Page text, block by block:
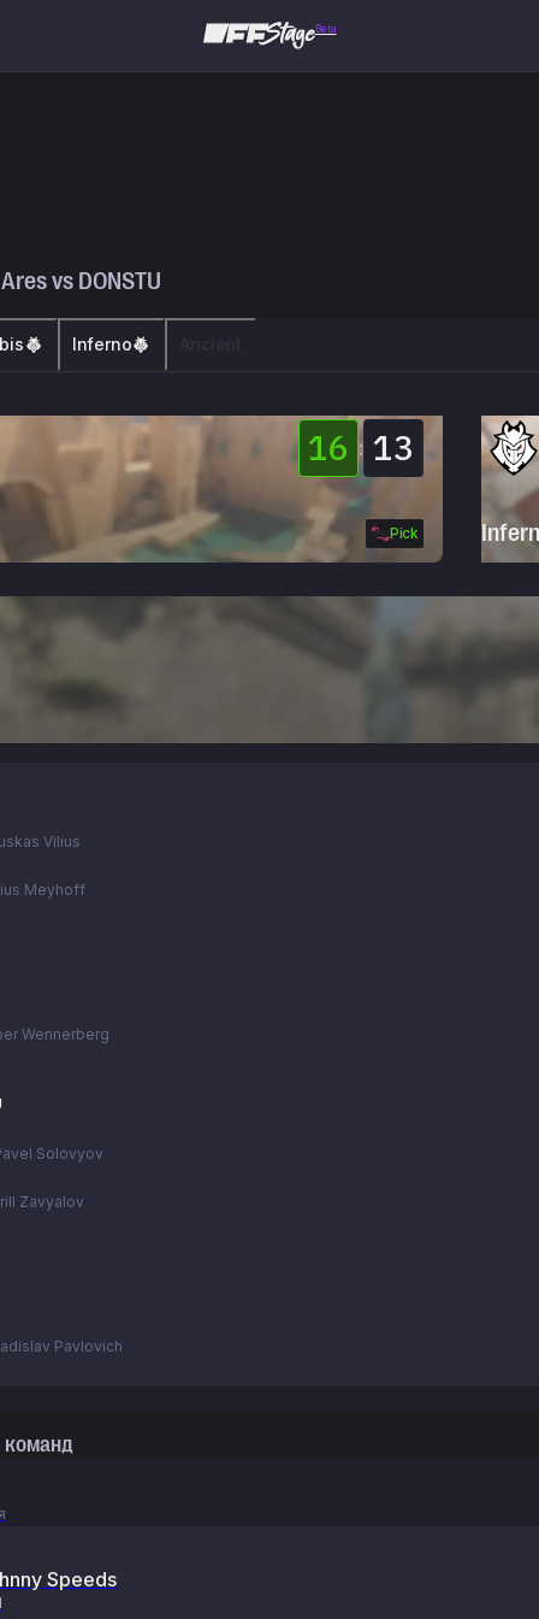
Beta
vs DONSTU
Inferno
16 : 13
Pick
Keserauskas Vilius
Meyhoff
Wennerberg
Pavel Solovyov
Zavyalov
Pavlovich
команд
Speeds